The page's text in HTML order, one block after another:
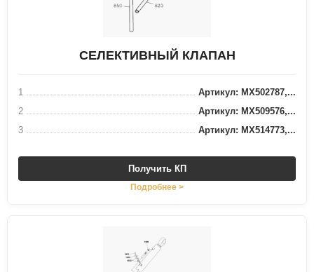
СЕЛЕКТИВНЫЙ КЛАПАН
1
Артикул: MX502787,...
2
Артикул: MX509576,...
3
Артикул: MX514773,...
Получить КП
Подробнее >